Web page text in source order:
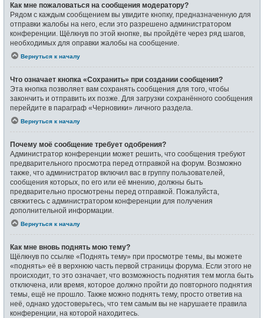
Как мне пожаловаться на сообщения модератору?
Рядом с каждым сообщением вы увидите кнопку, предназначенную для
отправки жалобы на него, если это разрешено администратором
конференции. Щёлкнув по этой кнопке, вы пройдёте через ряд шагов,
необходимых для оправки жалобы на сообщение.
Вернуться к началу
Что означает кнопка «Сохранить» при создании сообщения?
Эта кнопка позволяет вам сохранять сообщения для того, чтобы
закончить и отправить их позже. Для загрузки сохранённого сообщения
перейдите в параграф «Черновики» личного раздела.
Вернуться к началу
Почему моё сообщение требует одобрения?
Администратор конференции может решить, что сообщения требуют
предварительного просмотра перед отправкой на форум. Возможно
также, что администратор включил вас в группу пользователей,
сообщения которых, по его или её мнению, должны быть
предварительно просмотрены перед отправкой. Пожалуйста,
свяжитесь с администратором конференции для получения
дополнительной информации.
Вернуться к началу
Как мне вновь поднять мою тему?
Щёлкнув по ссылке «Поднять тему» при просмотре темы, вы можете
«поднять» её в верхнюю часть первой страницы форума. Если этого не
происходит, то это означает, что возможность поднятия тем могла быть
отключена, или время, которое должно пройти до повторного поднятия
темы, ещё не прошло. Также можно поднять тему, просто ответив на
неё, однако удостоверьтесь, что тем самым вы не нарушаете правила
конференции, на которой находитесь.